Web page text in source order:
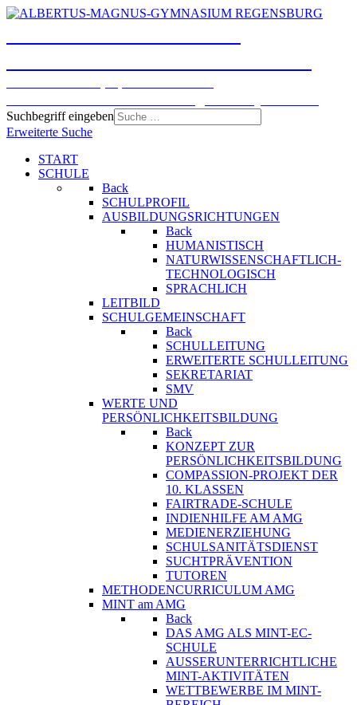
Suchbegriff eingeben
Erweiterte Suche
START
SCHULE
Back
SCHULPROFIL
AUSBILDUNGSRICHTUNGEN
Back
HUMANISTISCH
NATURWISSENSCHAFTLICH-
TECHNOLOGISCH
SPRACHLICH
LEITBILD
SCHULGEMEINSCHAFT
Back
SCHULLEITUNG
ERWEITERTE SCHULLEITUNG
SEKRETARIAT
SMV
WERTE UND
PERSÖNLICHKEITSBILDUNG
Back
KONZEPT ZUR
PERSÖNLICHKEITSBILDUNG
COMPASSION-PROJEKT DER
10. KLASSEN
FAIRTRADE-SCHULE
INDIENHILFE AM AMG
MEDIENERZIEHUNG
SCHULSANITÄTSDIENST
SUCHTPRÄVENTION
TUTOREN
METHODENCURRICULUM AMG
MINT am AMG
Back
DAS AMG ALS MINT-EC-
SCHULE
AUSSERUNTERRICHTLICHE
MINT-AKTIVITÄTEN
WETTBEWERBE IM MINT-